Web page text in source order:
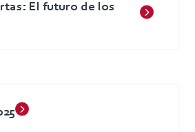
El futuro de los